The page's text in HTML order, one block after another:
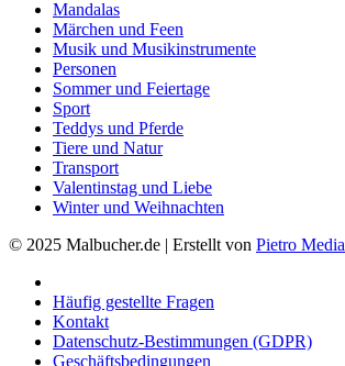
Mandalas
Märchen und Feen
Musik und Musikinstrumente
Personen
Sommer und Feiertage
Sport
Teddys und Pferde
Tiere und Natur
Transport
Valentinstag und Liebe
Winter und Weihnachten
© 2025 Malbucher.de | Erstellt von Pietro Media
Häufig gestellte Fragen
Kontakt
Datenschutz-Bestimmungen (GDPR)
Geschäftsbedingungen